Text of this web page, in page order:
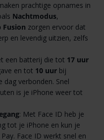
prachtige opnames in
Nachtmodus,
Fusion zorgen ervoor dat
en levendig uitzien, zelfs
een batterij die tot 17 uur
en tot 10 uur bij
verbonden. Snel
is je iPhone weer tot
: Met Face ID heb je
tot je iPhone en kun je
Face ID werkt snel en